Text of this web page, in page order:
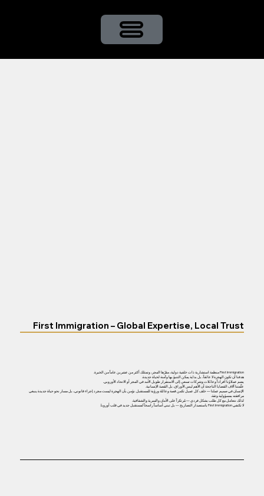
First Immigration – Global Expertise, Local Trust
First Immigration منظمة استشارية ذات خلفية دولية، مقرّها المجر، وتمتلك أكثر من عشرين عاماً من الخبرة.
هدفنا أن تكون الهجرة لا عائقاً، بل بداية يمكن التنبؤ بها وآمنة لحياة جديدة.
يضم عملاؤنا أفراداً وعائلات وشركات تسعى إلى الاستقرار طويل الأمد في المجر أو الاتحاد الأوروبي.
علّمتنا آلاف القضايا الناجحة أن الأهم ليس الأوراق، بل القصة الإنسانية.
الإنسان في صميم عملنا — خلف كل عميل تكمن قصة وعائلة ورؤية للمستقبل. نؤمن بأن الهجرة ليست مجرد إجراء قانوني، بل مسار نحو حياة جديدة ينبغي
مرافقته بمسؤولية وثقة.
لذلك نتعامل مع كل طلب بشكل فردي — مُرتكزاً على الأمان والسرية والشفافية.
لا تكتفي First Immigration باستصدار التصاريح — بل تبني أساساً راسخاً لمستقبل جديد في قلب أوروبا.